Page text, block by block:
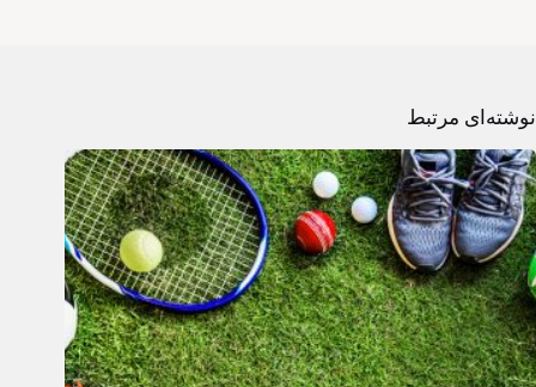
نوشته‌ای مرتبط